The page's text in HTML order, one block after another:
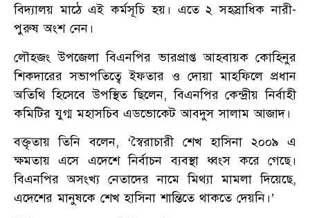
বিদ্যালয় মাঠে এই কর্মসূচি হয়। এতে ২ সহস্রাধিক নারী-
পুরুষ অংশ নেন।
লৌহজং উপজেলা বিএনপির ভারপ্রাপ্ত আহবায়ক কোহিনুর
শিকদারের সভাপতিত্বে ইফতার ও দোয়া মাহফিলে প্রধান
অতিথি হিসেবে উপস্থিত ছিলেন, বিএনপির কেন্দ্রীয় নির্বাহী
কমিটির যুগ্ম মহাসচিব এডভোকেট আবদুস সালাম আজাদ।
বক্তৃতায় তিনি বলেন, ‘স্বৈরাচারী শেখ হাসিনা ২০০৯ এ
ক্ষমতায় এসে এদেশে নির্বাচন ব্যবস্থা ধ্বংস করে গেছে।
বিএনপির অসংখ্য নেতাদের নামে মিথ্যা মামলা দিয়েছে,
এদেশের মানুষকে শেখ হাসিনা শান্তিতে থাকতে দেয়নি।’